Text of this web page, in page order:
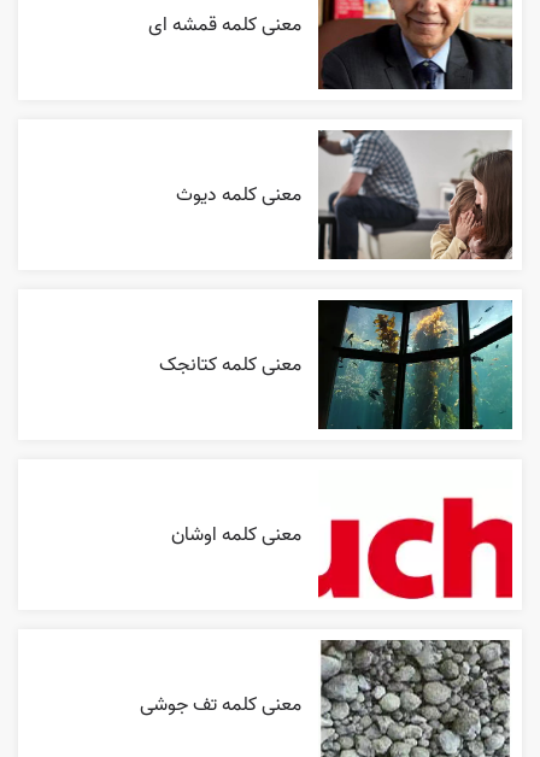
معنی کلمه قمشه ای
معنی کلمه دیوث
معنی کلمه کتانجک
معنی کلمه اوشان
معنی کلمه تف جوشی